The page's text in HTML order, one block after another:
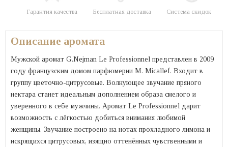
Гарантия качества Бесплатная доставка Система скидок
Описание аромата
Мужской аромат G.Nejman Le Professionnel представлен в 2009
году французским домом парфюмерии M. Micallef. Входит в
группу цветочно-цитрусовые. Волнующее звучание пряного
нектара станет идеальным дополнением образа смелого и
уверенного в себе мужчины. Аромат Le Professionnel дарит
возможность с лёгкостью добиться внимания любимой
женщины. Звучание построено на нотах прохладного лимона и
искрящихся цитрусовых, изящно оттенённых чувственными и